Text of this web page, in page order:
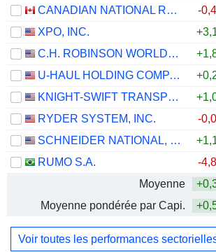
CANADIAN NATIONAL RAILWAY COMPANY
-
XPO, INC.
C.H. ROBINSON WORLDWIDE, INC.
U-HAUL HOLDING COMPANY
KNIGHT-SWIFT TRANSPORTATION HOLDINGS INC.
RYDER SYSTEM, INC.
-
SCHNEIDER NATIONAL, INC.
RUMO S.A.
-
Moyenne
Moyenne pondérée par Capi.
Voir toutes les performances